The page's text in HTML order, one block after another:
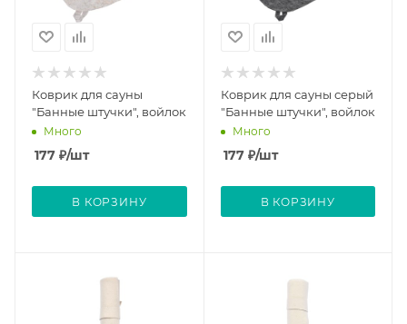
Коврик для сауны
"Банные штучки", войлок
Много
177 ₽/шт
В КОРЗИНУ
Коврик для сауны серый
"Банные штучки", войлок
Много
177₽/шт
В КОРЗИНУ